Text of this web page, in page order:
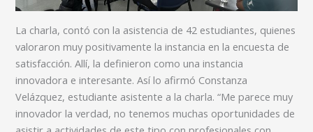
La charla, contó con la asistencia de 42 estudiantes, quienes
valoraron muy positivamente la instancia en la encuesta de
satisfacción. Allí, la definieron como una instancia
innovadora e interesante. Así lo afirmó Constanza
Velázquez, estudiante asistente a la charla. “Me parece muy
innovador la verdad, no tenemos muchas oportunidades de